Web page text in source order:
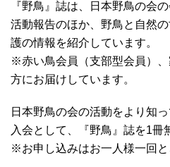
『野鳥』誌は、日本野鳥の会
活動報告のほか、野鳥と自然
護の情報を紹介しています。
※赤い鳥会員（支部型会員）
方にお届けしています。
日本野鳥の会の活動をより知
入会として、『野鳥』誌を1冊
※お申し込みはお一人様一回と